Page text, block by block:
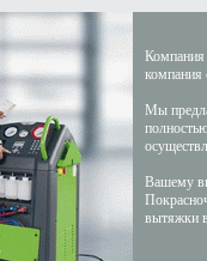
Компания
компания
Мы
Вашему
вытяжки